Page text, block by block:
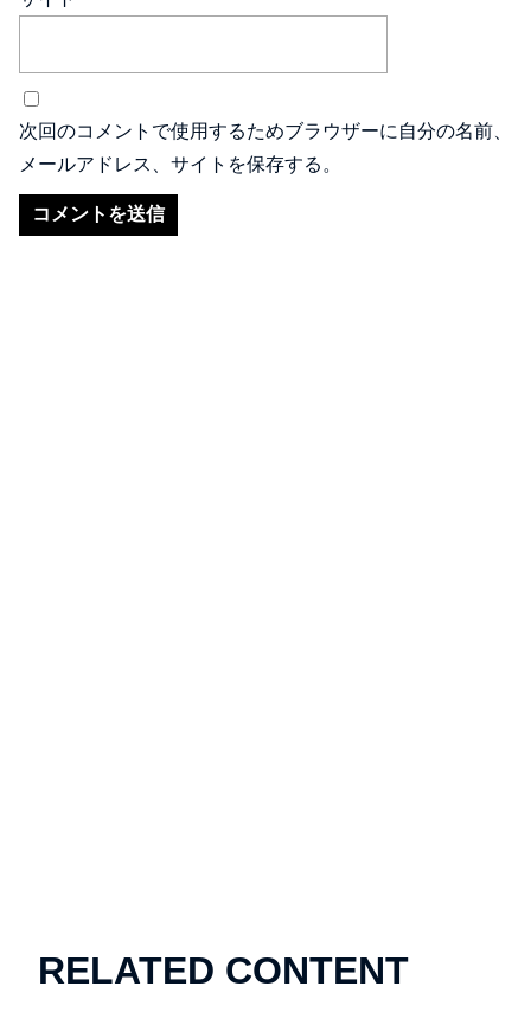
次回のコメントで使用するためブラウザーに自分の名前、
メールアドレス、サイトを保存する。
RELATED CONTENT